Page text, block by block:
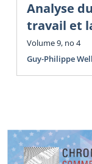
Analyse
travail et
Volume 9, no 4
Guy-Philippe